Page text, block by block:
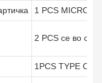
1 PCS MICRO
2 PCS се во
1PCS TYPE C